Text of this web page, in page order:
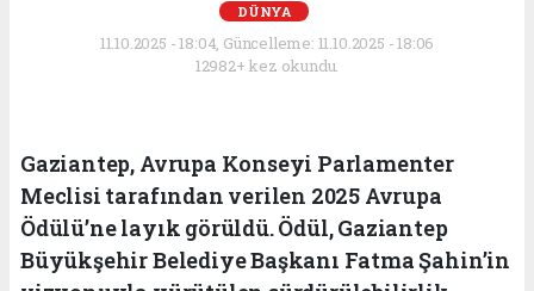
DÜNYA
11.10.2025 - 18:04, Güncelleme: 11.10.2025 - 18:06
12982+ kez okundu.
Gaziantep, Avrupa Konseyi Parlamenter
Meclisi tarafından verilen 2025 Avrupa
Ödülü’ne layık görüldü. Ödül, Gaziantep
Büyükşehir Belediye Başkanı Fatma Şahin’in